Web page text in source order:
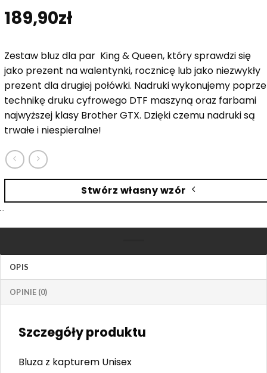
189,90zł
Zestaw bluz dla par King & Queen, który sprawdzi się
jako prezent na walentynki, rocznicę lub jako niezwykły
prezent dla drugiej połówki. Nadruki wykonujemy
technikę druku cyfrowego DTF maszyną oraz farbami
najwyższej klasy Brother GTX. Dzięki czemu nadruki są
trwałe i niespieralne!
Stwórz własny wzór
OPIS
OPINIE (0)
Szczegóły produktu
Bluza z kapturem Unisex